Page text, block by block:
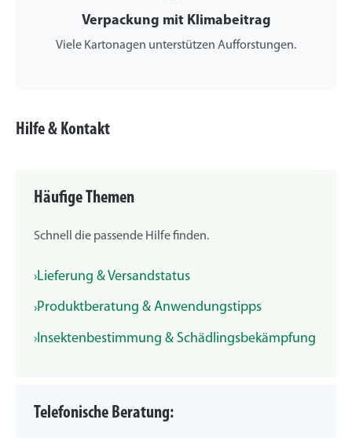
Verpackung mit Klimabeitrag
Viele Kartonagen unterstützen Aufforstungen.
Hilfe & Kontakt
Häufige Themen
Schnell die passende Hilfe finden.
Lieferung & Versandstatus
Produktberatung & Anwendungstipps
Insektenbestimmung & Schädlingsbekämpfung
Telefonische Beratung: